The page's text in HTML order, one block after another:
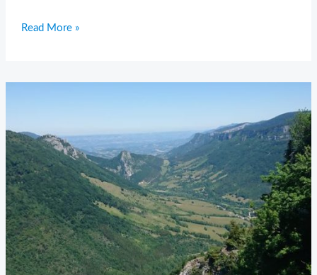
Read More »
proche
de
Romans
sur
Isère